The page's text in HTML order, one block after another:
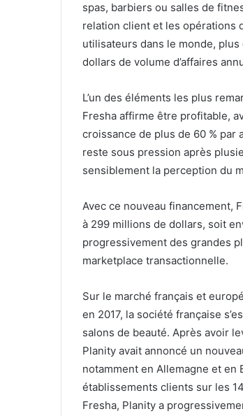
spas, barbiers ou salles de
relation client et les opérations
utilisateurs dans le monde,
dollars de volume d’affaires
L’un des éléments les plus
Fresha affirme être profitable,
croissance de plus de 60 %
reste sous pression après
sensiblement la perception du
Avec ce nouveau financement,
à 299 millions de dollars, soit
progressivement des grandes
marketplace transactionnelle.
Sur le marché français et
en 2017, la société française
salons de beauté. Après avoir
Planity avait annoncé un
notamment en Allemagne et
établissements clients sur les
Fresha, Planity a